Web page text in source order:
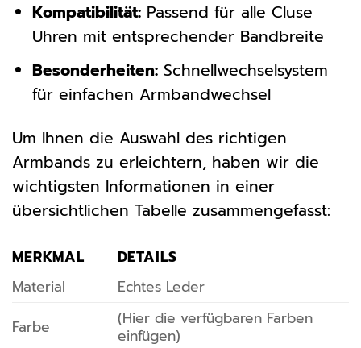
Kompatibilität:Passend für alle Cluse
Uhren mit entsprechender Bandbreite
Besonderheiten:Schnellwechselsystem
für einfachen Armbandwechsel
Um Ihnen die Auswahl des richtigen
Armbands zu erleichtern, haben wir die
wichtigsten Informationen in einer
übersichtlichen Tabelle zusammengefasst:
MERKMAL
DETAILS
Material
Echtes Leder
Farbe
(Hier die verfügbaren Farben
einfügen)